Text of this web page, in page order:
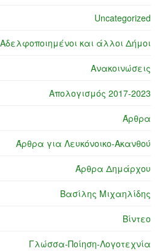
Uncategorized
Αδελφοποιημένοι και άλλοι Δήμοι
Ανακοινώσεις
Απολογισμός 2017-2023
Άρθρα
Άρθρα για Λευκόνοικο-Ακανθού
Άρθρα Δημάρχου
Βασίλης Μιχαηλίδης
Βίντεο
Γλώσσα-Ποίηση-Λογοτεχνία